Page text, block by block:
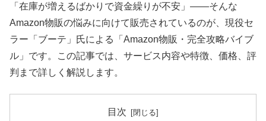
「在庫が増えるばかりで資金繰りが不安」——そんな
Amazon物販の悩みに向けて販売されているのが、現役セ
ラー「ブーテ」氏による「Amazon物販・完全攻略バイブ
ル」です。この記事では、サービス内容や特徴、価格、評
判まで詳しく解説します。
目次